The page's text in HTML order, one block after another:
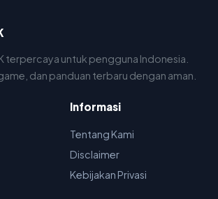
terpercaya untuk pengguna Indonesia.
dan panduan terbaru dengan aman.
Informasi
Tentang Kami
Disclaimer
Kebijakan Privasi